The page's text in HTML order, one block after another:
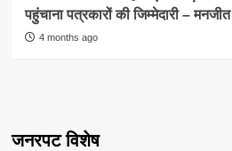
पहुंचाना पत्रकारों की जिम्मेदारी –
4 months ago
जनरपट विशेष